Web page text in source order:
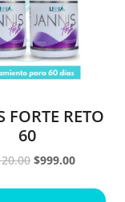
FORTE RETO
60
Original
was:
$999.00Current
is: